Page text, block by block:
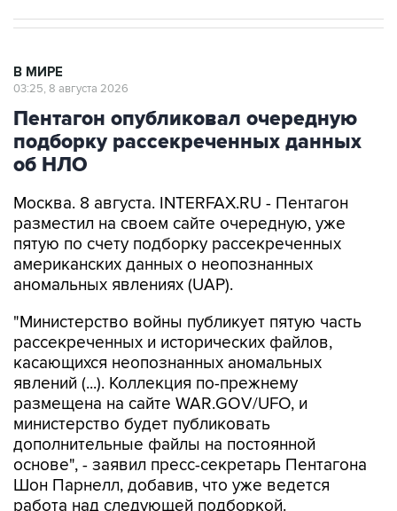
В МИРЕ
03:25, 8 августа 2026
Пентагон опубликовал очередную
подборку рассекреченных данных
об НЛО
Москва. 8 августа. INTERFAX.RU - Пентагон
разместил на своем сайте очередную, уже
пятую по счету подборку рассекреченных
американских данных о неопознанных
аномальных явлениях (UAP).
"Министерство войны публикует пятую часть
рассекреченных и исторических файлов,
касающихся неопознанных аномальных
явлений (...). Коллекция по-прежнему
размещена на сайте WAR.GOV/UFO, и
министерство будет публиковать
дополнительные файлы на постоянной
основе", - заявил пресс-секретарь Пентагона
Шон Парнелл, добавив, что уже ведется
работа над следующей подборкой.